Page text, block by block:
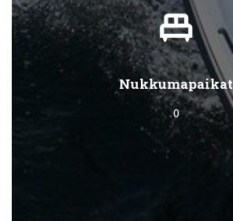
single_bed
Nukkumapaikat
0